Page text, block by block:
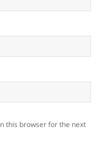
this browser for the next